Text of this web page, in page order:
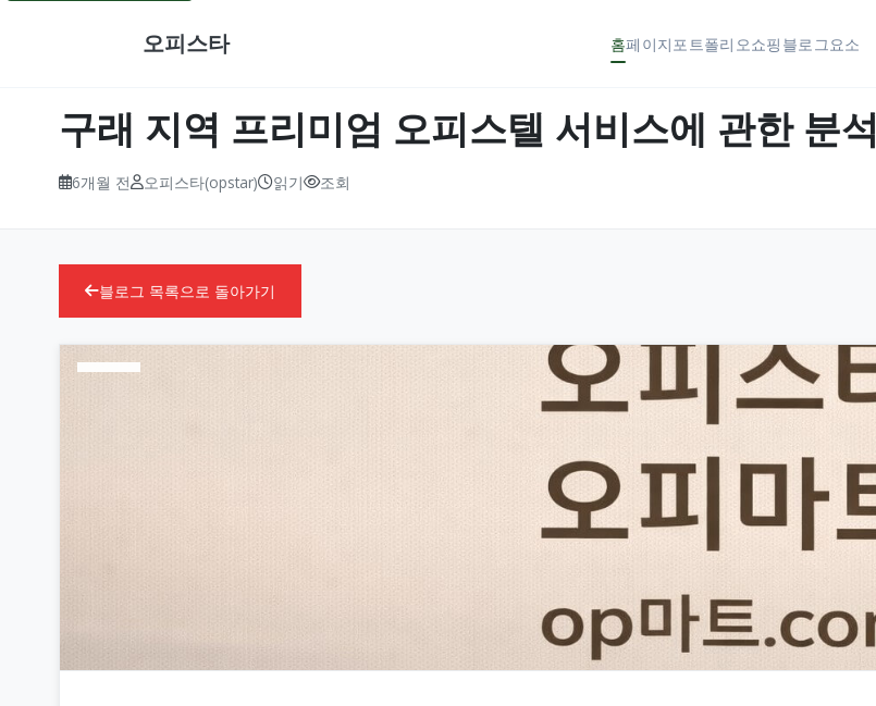
오피스타 홈페이지 포트폴리오쇼핑 블로그 요소
구래 지역 프리미엄 오피스텔 서비스에 관한 분석
6개월 전 오피스타(opstar) 읽기 조회
블로그 목록으로 돌아가기